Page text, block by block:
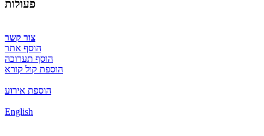
פעולות
צור קשר
הוסף אתר
הוסף תערוכה
הוספת קול קורא
הוספת אירוע
English